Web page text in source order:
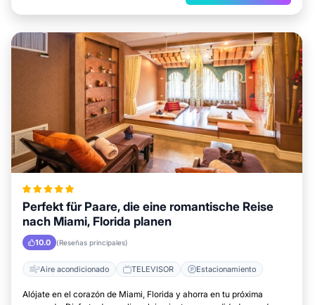
Perfekt für Paare, die eine romantische Reise
nach Miami, Florida planen
10.0 (Reseñas principales)
Aire acondicionado TELEVISOR Estacionamiento
Alójate en el corazón de Miami, Florida y ahorra en tu próxima